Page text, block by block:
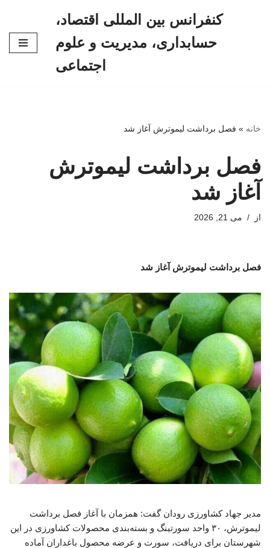
کنفرانس بین المللی اقتصاد،
حسابداری، مدیریت و علوم
اجتماعی
خانه » فصل برداشت لیموترش آغاز شد
فصل برداشت لیموترش
آغاز شد
از می 21, 2026
فصل برداشت لیموترش آغاز شد
مدیر جهاد کشاورزی رودان گفت: همزمان با آغاز فصل برداشت
لیموترش، ۳۰ واحد سورتینگ و بسته‌بندی محصولات کشاورزی در این
شهرستان برای دریافت، سورت و عرضه محصول باغداران آماده